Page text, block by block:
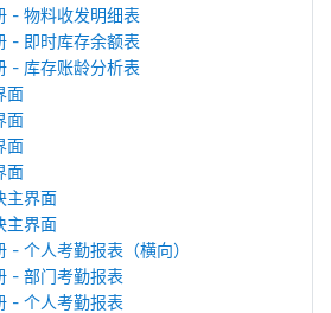
- 物料收发明细表
- 即时库存余额表
- 库存账龄分析表
面
面
面
面
主界面
主界面
- 个人考勤报表（横向）
- 部门考勤报表
- 个人考勤报表